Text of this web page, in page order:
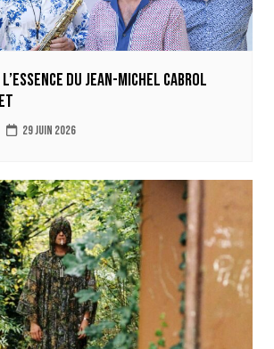
du Jean-Michel Cabrol
29 juin 2026